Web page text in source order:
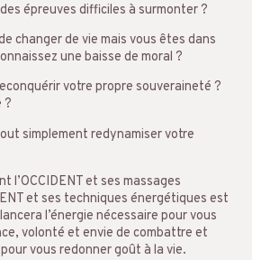
épreuves difficiles à surmonter ?
changer de vie mais vous êtes dans
une baisse de moral ?
votre propre souveraineté ?
?
simplement redynamiser votre
l’OCCIDENT et ses massages
et ses techniques énergétiques est
l’énergie nécessaire pour vous
volonté et envie de combattre et
vous redonner goût à la vie.